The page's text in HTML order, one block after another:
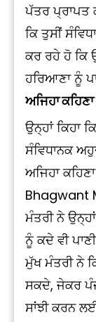
ਪੱਤਰ ਪ੍ਰਾਪਤ
ਕਿ ਤੁਸੀਂ
ਕਰ ਰਹੇ ਹੋ ਕਿ
ਹਰਿਆਣਾ ਨੂੰ
ਅਜਿਹਾ ਕਹਿਣਾ
ਉਨ੍ਹਾਂ ਕਿਹਾ
ਸੰਵਿਧਾਨਕ
ਅਜਿਹਾ
Bhagwant
ਮੰਤਰੀ ਨੇ
ਨੂੰ ਕਦੇ ਵੀ
ਮੁੱਖ ਮੰਤਰੀ ਨੇ
ਸਕਦੇ, ਜੇਕਰ
ਸਾਂਝੀ ਕਰਨ